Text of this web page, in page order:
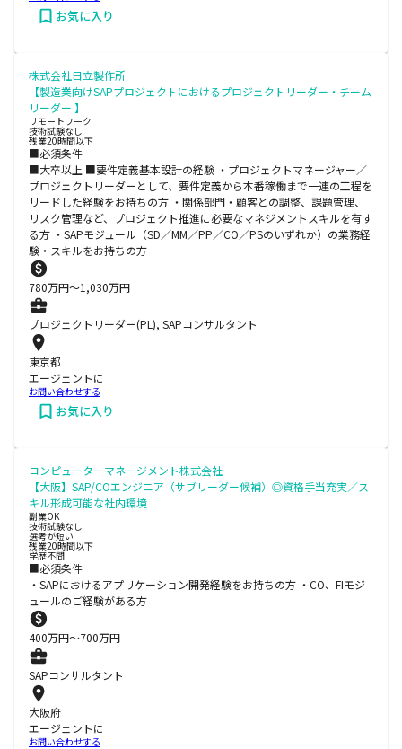
お気に入り
株式会社日立製作所
【製造業向けSAPプロジェクトにおけるプロジェクトリーダー・チーム
リーダー 】
リモートワーク
技術試験なし
残業20時間以下
■必須条件
■大卒以上 ■要件定義基本設計の経験 ・プロジェクトマネージャー／
プロジェクトリーダーとして、要件定義から本番稼働まで一連の工程を
リードした経験をお持ちの方 ・関係部門・顧客との調整、課題管理、
リスク管理など、プロジェクト推進に必要なマネジメントスキルを有す
る方 ・SAPモジュール（SD／MM／PP／CO／PSのいずれか）の業務経
験・スキルをお持ちの方
780万円〜1,030万円
プロジェクトリーダー(PL), SAPコンサルタント
東京都
エージェントに
お問い合わせする
お気に入り
コンピューターマネージメント株式会社
【大阪】SAP/COエンジニア（サブリーダー候補）◎資格手当充実／ス
キル形成可能な社内環境
副業OK
技術試験なし
選考が短い
残業20時間以下
学歴不問
■必須条件
・SAPにおけるアプリケーション開発経験をお持ちの方 ・CO、FIモジ
ュールのご経験がある方
400万円〜700万円
SAPコンサルタント
大阪府
エージェントに
お問い合わせする